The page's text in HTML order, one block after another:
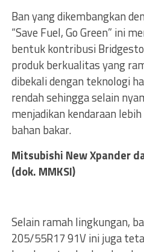
Ban yang dikembangkan
“Save Fuel, Go Green” ini
bentuk kontribusi
produk berkualitas yang
dibekali dengan teknologi
rendah sehingga selain
menjadikan kendaraan
bahan bakar.
Mitsubishi New Xpander
(dok. MMKSI)
Selain ramah lingkungan,
205/55R17 91V ini juga